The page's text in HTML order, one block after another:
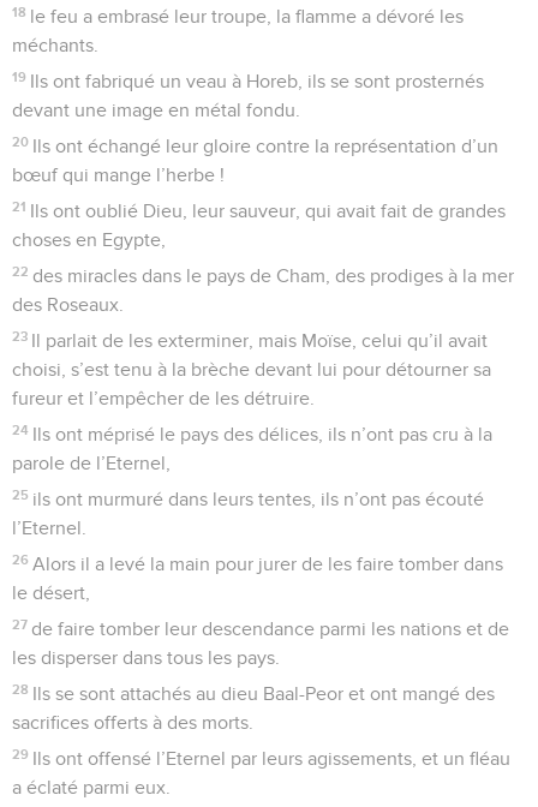
18 le feu a embrasé leur troupe, la flamme a dévoré les
méchants.
19 Ils ont fabriqué un veau à Horeb, ils se sont prosternés
devant une image en métal fondu.
20 Ils ont échangé leur gloire contre la représentation d’un
bœuf qui mange l’herbe !
21 Ils ont oublié Dieu, leur sauveur, qui avait fait de grandes
choses en Egypte,
22 des miracles dans le pays de Cham, des prodiges à la mer
des Roseaux.
23 Il parlait de les exterminer, mais Moïse, celui qu’il avait
choisi, s’est tenu à la brèche devant lui pour détourner sa
fureur et l’empêcher de les détruire.
24 Ils ont méprisé le pays des délices, ils n’ont pas cru à la
parole de l’Eternel,
25 ils ont murmuré dans leurs tentes, ils n’ont pas écouté
l’Eternel.
26 Alors il a levé la main pour jurer de les faire tomber dans
le désert,
27 de faire tomber leur descendance parmi les nations et de
les disperser dans tous les pays.
28 Ils se sont attachés au dieu Baal-Peor et ont mangé des
sacrifices offerts à des morts.
29 Ils ont offensé l’Eternel par leurs agissements, et un fléau
a éclaté parmi eux.